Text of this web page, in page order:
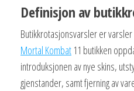
Definisjon av
Butikkrotasjonsvarsler er
Mortal Kombat 11 butikken
introduksjonen av nye skins,
gjenstander, samt fjerning av